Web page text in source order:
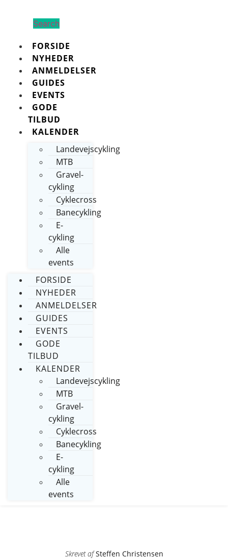
Search
FORSIDE
NYHEDER
ANMELDELSER
GUIDES
EVENTS
GODE
TILBUD
KALENDER
Landevejscykling
MTB
Gravel-
cykling
Cyklecross
Banecykling
E-
cykling
Alle
events
FORSIDE
NYHEDER
ANMELDELSER
GUIDES
EVENTS
GODE
TILBUD
KALENDER
Landevejscykling
MTB
Gravel-
cykling
Cyklecross
Banecykling
E-
cykling
Alle
events
Skrevet afSteffen Christensen